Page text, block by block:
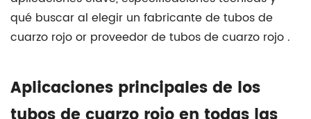
1.3
Aplicaciones
científicas
de
laboratorio
qué buscar al elegir un fabricante de tubos de
cuarzo rojoor proveedor de tubos de cuarzo rojo .
Aplicaciones principales de los